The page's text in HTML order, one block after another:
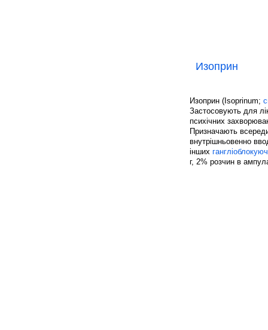
Изоприн
Изоприн (Isoprinum;
Застосовують для
психічних
Призначають
внутрішньовенно
інших
г, 2% розчин в